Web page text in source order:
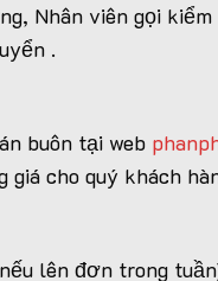
Nhân viên gọi
.
buôn tại web
giá cho quý khách
lên đơn trong